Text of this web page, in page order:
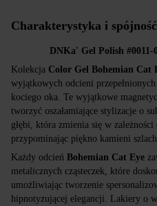
Charakterystyka i spójność
DNKa' Gel Polish #0011-
Kolekcja Color Gel Bohemian Cat
wyjątkowych odcieni
kociego oka. Te wyjątkowe
tworzyć oszałamiające stylizacje o
głębi, która zmienia się w zależności
przypominając piękno kamieni
Każdy odcień Bohemian Cat Eye
metalicznych cząsteczek, które
umożliwiając tworzenie
hipnotyzującej elegancji. Lakiery o